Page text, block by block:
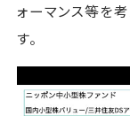
ォーマンス等を
す。